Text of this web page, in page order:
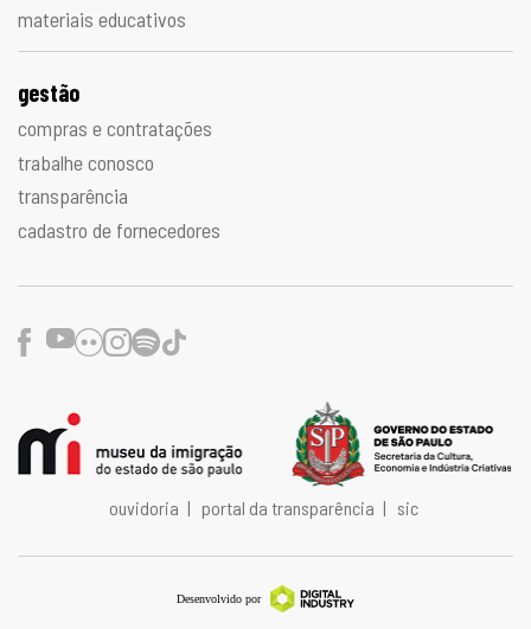
materiais educativos
gestão
compras e contratações
trabalhe conosco
transparência
cadastro de fornecedores
Facebook
Youtube
FlickrInstagram
Spotify
TikTok
ouvidoria | portal da transparência | sic